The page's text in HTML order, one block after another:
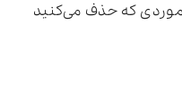
که حذف می‌کنید